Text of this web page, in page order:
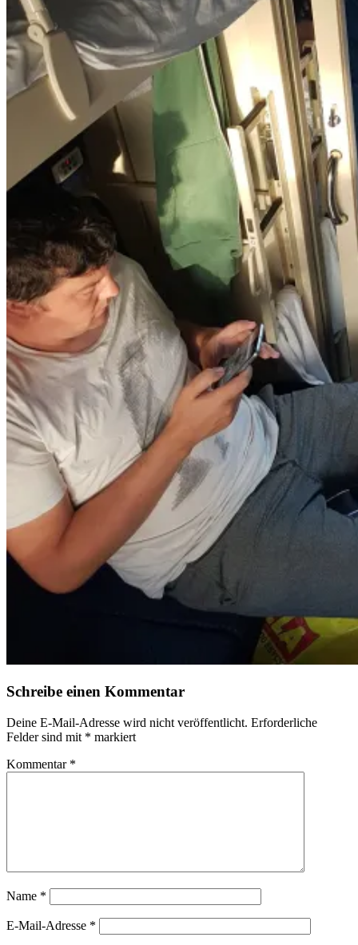
Schreibe einen Kommentar
Deine E-Mail-Adresse wird nicht veröffentlicht. Erforderliche
Felder sind mit * markiert
Kommentar *
Name *
E-Mail-Adresse *